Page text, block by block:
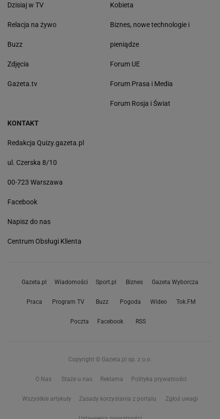
Dzisiaj w TV
Relacja na żywo
Buzz
Zdjęcia
Gazeta.tv
Kobieta
Biznes, nowe technologie i
pieniądze
Forum UE
Forum Prasa i Media
Forum Rosja i Świat
KONTAKT
Redakcja Quizy.gazeta.pl
ul. Czerska 8/10
00-723 Warszawa
Facebook
Napisz do nas
Centrum Obsługi Klienta
Gazeta.pl Wiadomości Sport.pl Biznes Gazeta Wyborcza
Praca Program TV Buzz Pogoda Wideo Tok.FM
Poczta Facebook RSS
Copyright © Gazeta.pl sp. z o.o.
O Nas Staże u nas Reklama Polityka prywatności
Wszystkie artykuły Zasady korzystania z portalu Zgłoś uwagi